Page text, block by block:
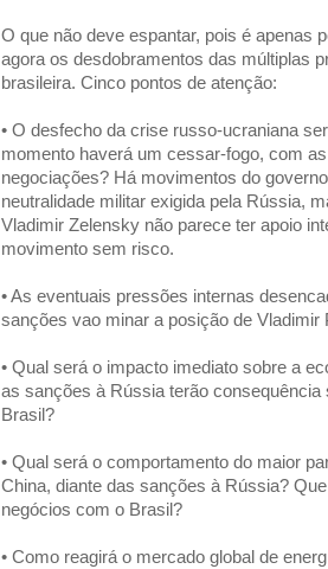
O que não deve espantar, pois é apenas
agora os desdobramentos das múltiplas
brasileira. Cinco pontos de atenção:
• O desfecho da crise russo-ucraniana
momento haverá um cessar-fogo, com
negociações? Há movimentos do
neutralidade militar exigida pela Rússia,
Vladimir Zelensky não parece ter apoio
movimento sem risco.
• As eventuais pressões internas
sanções vao minar a posição de Vladimir
• Qual será o impacto imediato sobre a
as sanções à Rússia terão
Brasil?
• Qual será o comportamento do maior
China, diante das sanções à Rússia?
negócios com o Brasil?
• Como reagirá o mercado global de